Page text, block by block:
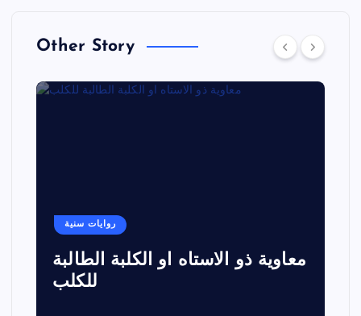
Other Story
روايات سنية
معاوية ذو الاستاه او الكلبة الطالبة
للكلب